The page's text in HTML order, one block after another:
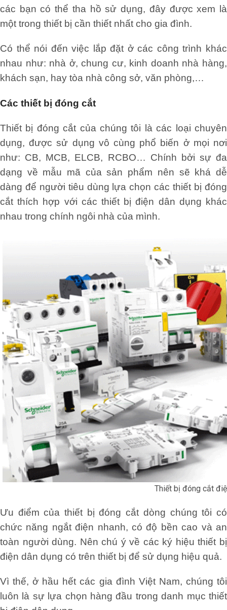
các bạn có thể tha hồ sử dụng, đây được xem là
một trong thiết bị cần thiết nhất cho gia đình.
Có thể nói đến việc lắp đặt ở các công trình khác
nhau như: nhà ở, chung cư, kinh doanh nhà hàng,
khách sạn, hay tòa nhà công sở, văn phòng,…
Các thiết bị đóng cắt
Thiết bị đóng cắt của chúng tôi là các loại chuyên
dụng, được sử dụng vô cùng phổ biến ở mọi nơi
như: CB, MCB, ELCB, RCBO… Chính bởi sự đa
dạng về mẫu mã của sản phẩm nên sẽ khá dễ
dàng để người tiêu dùng lựa chọn các thiết bị đóng
cắt thích hợp với các thiết bị điện dân dụng khác
nhau trong chính ngôi nhà của mình.
Thiết bị đóng cắt
Ưu điểm của thiết bị đóng cắt dòng chúng tôi có
chức năng ngắt điện nhanh, có độ bền cao và an
toàn người dùng. Nên chú ý về các ký hiệu thiết bị
điện dân dụng có trên thiết bị để sử dụng hiệu quả.
Vì thế, ở hầu hết các gia đình Việt Nam, chúng tôi
luôn là sự lựa chọn hàng đầu trong danh mục thiết